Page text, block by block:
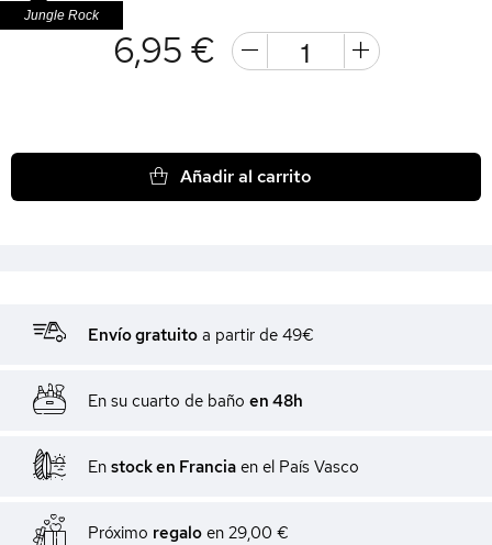
6,95 €
Añadir al carrito
Envío gratuito a partir de 49€
En su cuarto de baño en 48h
En stock en Francia en el País Vasco
Próximo regalo en 29,00 €
Jungle Rock